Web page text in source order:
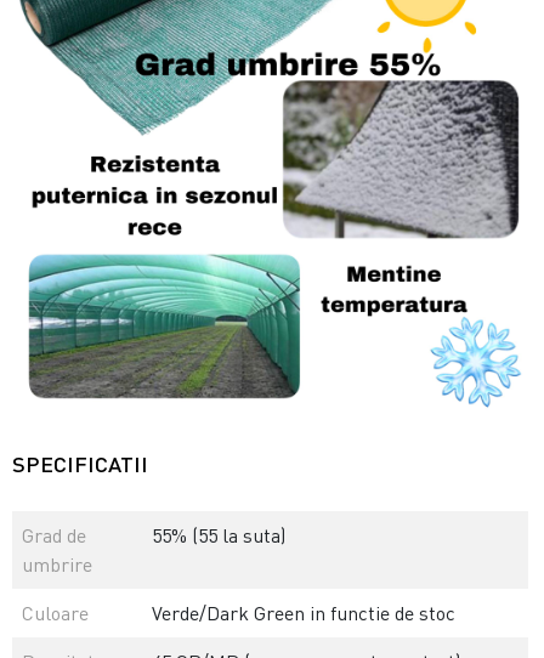
SPECIFICATII
Grad de
umbrire
55% (55 la suta)
Culoare
Verde/Dark Green in functie de stoc